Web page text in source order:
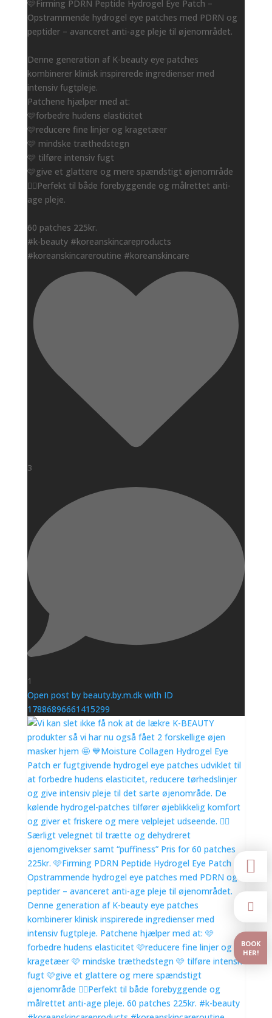
🩷Firming PDRN Peptide Hydrogel Eye Patch –
Opstrammende hydrogel eye patches med PDRN og
peptider – avanceret anti-age pleje til øjenområdet.
Denne generation af K-beauty eye patches
kombinerer klinisk inspirerede ingredienser med
intensiv fugtpleje.
Patchene hjælper med at:
🩷forbedre hudens elasticitet
🩷reducere fine linjer og kragetæer
🩷 mindske træthedstegn
🩷 tilføre intensiv fugt
🩷give et glattere og mere spændstigt øjenområde
👌🏻Perfekt til både forebyggende og målrettet anti-
age pleje.
60 patches 225kr.
#k-beauty #koreanskincareproducts
#koreanskincareroutine #koreanskincare
3
1
Open post by beauty.by.m.dk with ID
17886896661415299


BOOK
HER!